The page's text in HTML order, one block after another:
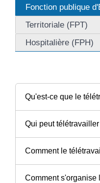
Fonction publique
Territoriale (FPT)
Hospitalière (FPH)
Qu'est-ce que le
Qui peut
Comment le
Comment s'organise